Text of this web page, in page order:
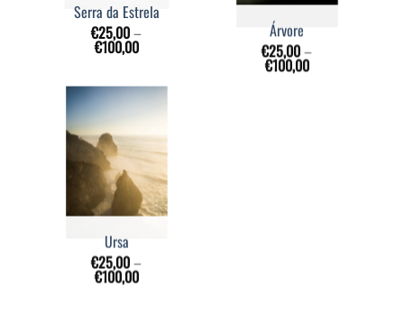
Serra da Estrela
€25,00–
€100,00
Árvore
€25,00–
€100,00
Ursa
€25,00–
€100,00